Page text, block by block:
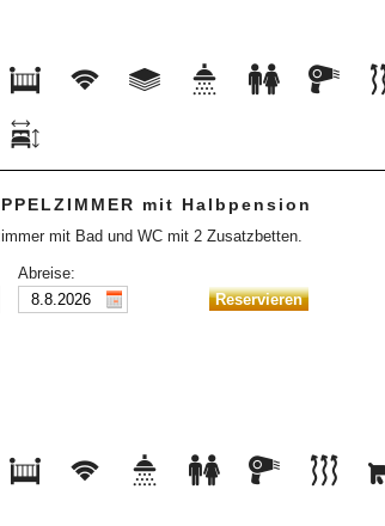
mit Halbpension
mit Bad und WC mit 2 Zusatzbetten.
Abreise: